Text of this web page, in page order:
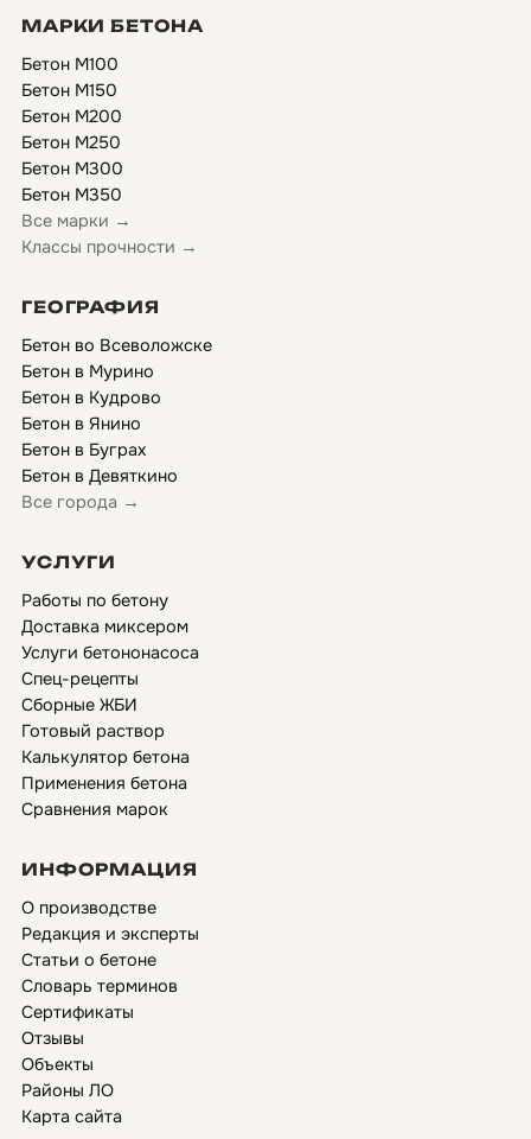
МАРКИ БЕТОНА
Бетон М100
Бетон М150
Бетон М200
Бетон М250
Бетон М300
Бетон М350
Все марки →
Классы прочности →
ГЕОГРАФИЯ
Бетон во Всеволожске
Бетон в Мурино
Бетон в Кудрово
Бетон в Янино
Бетон в Буграх
Бетон в Девяткино
Все города →
УСЛУГИ
Работы по бетону
Доставка миксером
Услуги бетононасоса
Спец-рецепты
Сборные ЖБИ
Готовый раствор
Калькулятор бетона
Применения бетона
Сравнения марок
ИНФОРМАЦИЯ
О производстве
Редакция и эксперты
Статьи о бетоне
Словарь терминов
Сертификаты
Отзывы
Объекты
Районы ЛО
Карта сайта